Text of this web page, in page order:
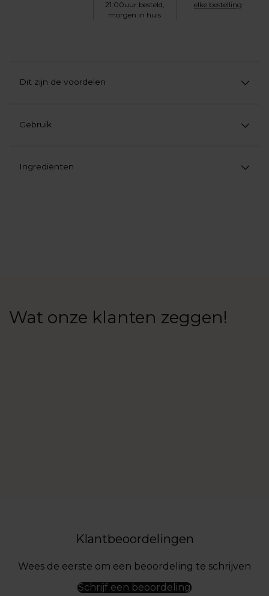
21:00uur besteld,
morgen in huis
elke bestelling
Dit zijn de voordelen
Gebruik
Ingrediënten
Wat onze klanten zeggen!
Klantbeoordelingen
Wees de eerste om een beoordeling te schrijven
Schrijf een beoordeling